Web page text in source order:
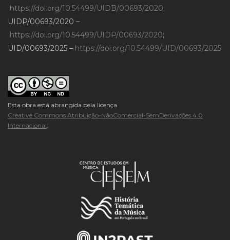
https://doi.org/10.54499/UIDB/00693/2020;
UIDP/00693/2020 –
https://doi.org/10.54499/UIDP/00693/2020;
UID/00693/2025 – https://doi.org/10.54499/UID/00693/2025
Esta obra está abrangida pela licença
Creative Commons Atribuição-NãoComercial-SemDerivações 4.0
Internacional